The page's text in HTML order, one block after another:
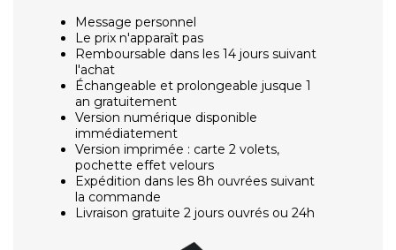
Message personnel
Le prix n'apparaît pas
Remboursable dans les 14 jours suivant
l'achat
Échangeable et prolongeable jusque 1
an gratuitement
Version numérique disponible
immédiatement
Version imprimée : carte 2 volets,
pochette effet velours
Expédition dans les 8h ouvrées suivant
la commande
Livraison gratuite 2 jours ouvrés ou 24h